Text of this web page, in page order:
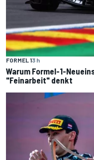
FORMEL 13 h
Warum Formel-1-
"Feinarbeit" denkt